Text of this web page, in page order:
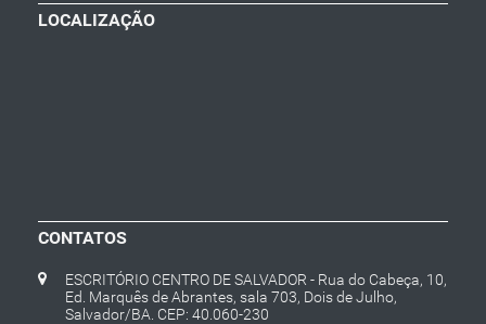
LOCALIZAÇÃO
CONTATOS
ESCRITÓRIO CENTRO DE SALVADOR - Rua do Cabeça, 10,
Ed. Marquês de Abrantes, sala 703, Dois de Julho,
Salvador/BA. CEP: 40.060-230